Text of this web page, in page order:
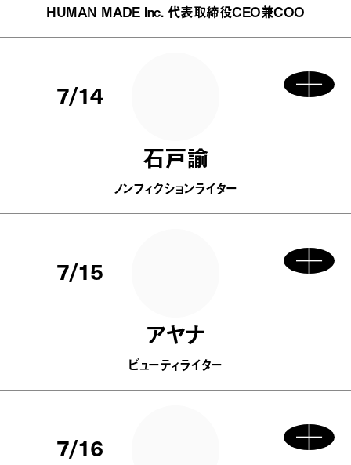
HUMAN MADE Inc. 代表取締役CEO兼COO
7/14
石戸諭
ノンフィクションライター
7/15
アヤナ
ビューティライター
7/16